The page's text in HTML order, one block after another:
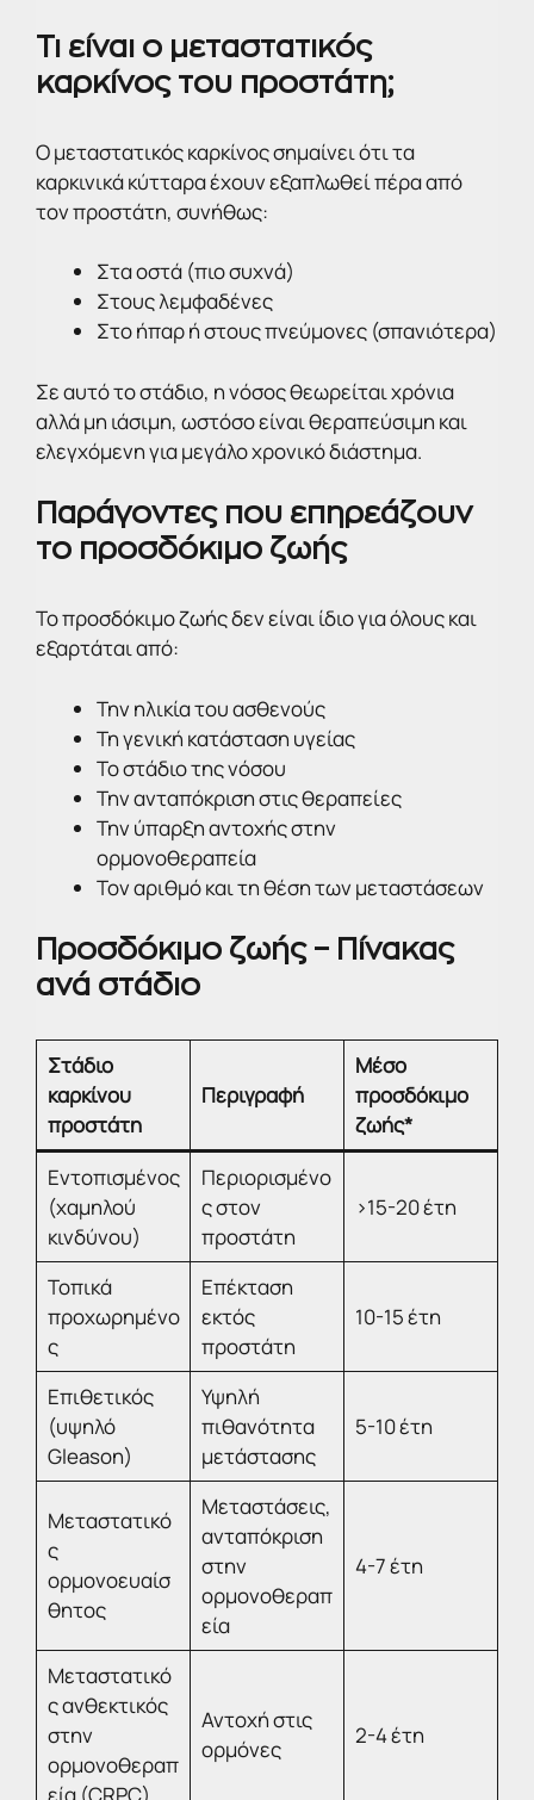
Τι είναι ο μεταστατικός
καρκίνος του προστάτη;
Ο μεταστατικός καρκίνος σημαίνει ότι τα
καρκινικά κύτταρα έχουν εξαπλωθεί πέρα από
τον προστάτη, συνήθως:
Στα οστά (πιο συχνά)
Στους λεμφαδένες
Στο ήπαρ ή στους πνεύμονες (σπανιότερα)
Σε αυτό το στάδιο, η νόσος θεωρείται χρόνια
αλλά μη ιάσιμη, ωστόσο είναι θεραπεύσιμη και
ελεγχόμενη για μεγάλο χρονικό διάστημα.
Παράγοντες που επηρεάζουν
το προσδόκιμο ζωής
Το προσδόκιμο ζωής δεν είναι ίδιο για όλους και
εξαρτάται από:
Την ηλικία του ασθενούς
Τη γενική κατάσταση υγείας
Το στάδιο της νόσου
Την ανταπόκριση στις θεραπείες
Την ύπαρξη αντοχής στην
ορμονοθεραπεία
Τον αριθμό και τη θέση των μεταστάσεων
Προσδόκιμο ζωής – Πίνακας
ανά στάδιο
Στάδιο
καρκίνου
προστάτη
Περιγραφή
Μέσο
προσδόκιμο
ζωής*
Εντοπισμένος
(χαμηλού
κινδύνου)
Περιορισμένο
ς στον
προστάτη
>15-20 έτη
Τοπικά
προχωρημένο
ς
Επέκταση
εκτός
προστάτη
10-15 έτη
Επιθετικός
(υψηλό
Gleason)
Υψηλή
πιθανότητα
μετάστασης
5-10 έτη
Μεταστατικό
ς
ορμονοευαίσ
θητος
Μεταστάσεις,
ανταπόκριση
στην
ορμονοθεραπ
εία
4-7 έτη
Μεταστατικό
ς ανθεκτικός
στην
ορμονοθεραπ
Αντοχή στις
ορμόνες
2-4 έτη